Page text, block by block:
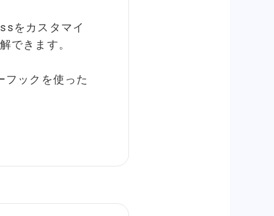
をカスタマイ
できます。
フックを使った